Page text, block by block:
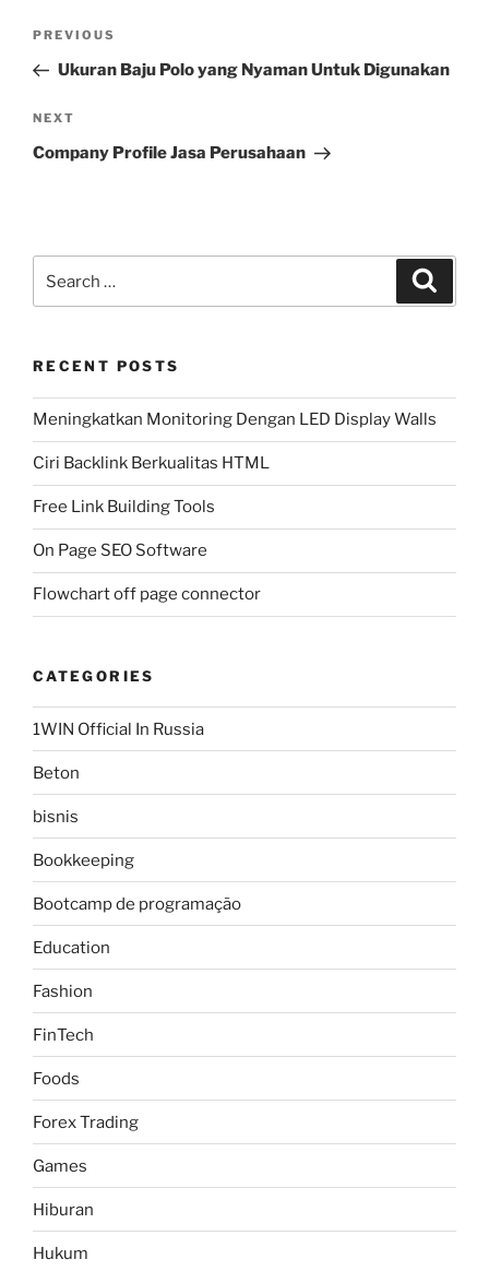
Previous
Post
PREVIOUS
Ukuran Baju Polo yang Nyaman Untuk Digunakan
Next
Post
NEXT
Company Profile Jasa Perusahaan
RECENT POSTS
Meningkatkan Monitoring Dengan LED Display Walls
Ciri Backlink Berkualitas HTML
Free Link Building Tools
On Page SEO Software
Flowchart off page connector
CATEGORIES
1WIN Official In Russia
Beton
bisnis
Bookkeeping
Bootcamp de programação
Education
Fashion
FinTech
Foods
Forex Trading
Games
Hiburan
Hukum